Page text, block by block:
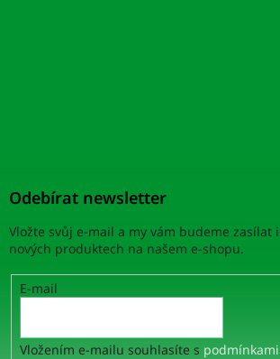
Odebírat newsletter
Vložte svůj e-mail a my vám budeme zasílat
nových produktech na našem e-shopu.
E-mail
Vložením e-mailu souhlasíte s